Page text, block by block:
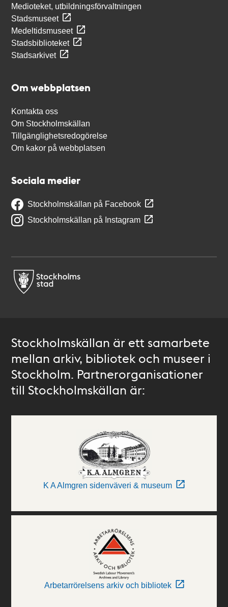
Medioteket, utbildningsförvaltningen
Stadsmuseet
Medeltidsmuseet
Stadsbiblioteket
Stadsarkivet
Om webbplatsen
Kontakta oss
Om Stockholmskällan
Tillgänglighetsredogörelse
Om kakor på webbplatsen
Sociala medier
Stockholmskällan på Facebook
Stockholmskällan på Instagram
Stockholmskällan är ett samarbete
mellan arkiv, bibliotek och museer i
Stockholm. Partnerorganisationer
till Stockholmskällan är:
K A Almgren sidenväveri & museum
Arbetarrörelsens arkiv och bibliotek